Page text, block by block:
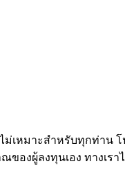
จไม่เหมาะสำหรับทุกท่
องผู้ลงทุนเอง ทางเร